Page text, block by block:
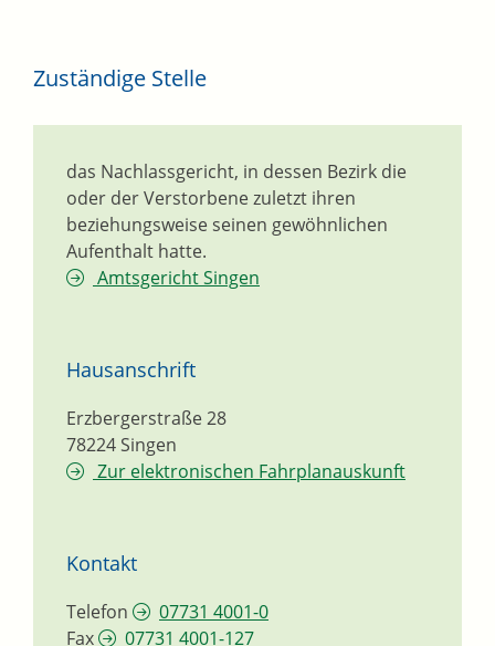
Zuständige Stelle
das Nachlassgericht, in dessen Bezirk die
oder der Verstorbene zuletzt ihren
beziehungsweise seinen gewöhnlichen
Aufenthalt hatte.
Amtsgericht Singen
Hausanschrift
Erzbergerstraße 28
78224Singen
Zur elektronischen Fahrplanauskunft
Kontakt
Telefon
07731 4001-0
Fax
07731 4001-127